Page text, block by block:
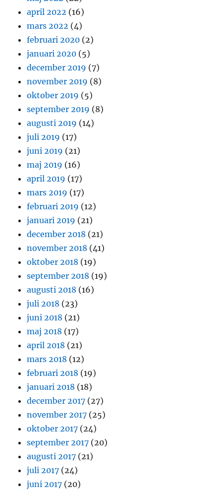
april 2022 (16)
mars 2022 (4)
februari 2020 (2)
januari 2020 (5)
december 2019 (7)
november 2019 (8)
oktober 2019 (5)
september 2019 (8)
augusti 2019 (14)
juli 2019 (17)
juni 2019 (21)
maj 2019 (16)
april 2019 (17)
mars 2019 (17)
februari 2019 (12)
januari 2019 (21)
december 2018 (21)
november 2018 (41)
oktober 2018 (19)
september 2018 (19)
augusti 2018 (16)
juli 2018 (23)
juni 2018 (21)
maj 2018 (17)
april 2018 (21)
mars 2018 (12)
februari 2018 (19)
januari 2018 (18)
december 2017 (27)
november 2017 (25)
oktober 2017 (24)
september 2017 (20)
augusti 2017 (21)
juli 2017 (24)
juni 2017 (20)